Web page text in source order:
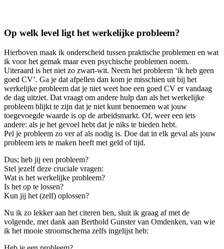
Op welk level ligt het werkelijke probleem?
Hierboven maak ik onderscheid tussen praktische problemen en wat
ik voor het gemak maar even psychische problemen noem.
Uiteraard is het niet zo zwart-wit. Neem het probleem ‘ik heb geen
goed CV’. Ga je dat afpellen dan kom je misschien uit bij het
werkelijke probleem dat je niet weet hoe een goed CV er vandaag
de dag uitziet. Dat vraagt om andere hulp dan als het werkelijke
probleem blijkt te zijn dat je niet kunt benoemen wat jouw
toegevoegde waarde is op de arbeidsmarkt. Of, weer een iets
andere: als je het gevoel hebt dat je niks te bieden hebt.
Pel je probleem zo ver af als nodig is. Doe dat in elk geval als jouw
probleem iets te maken heeft met geld of tijd.
Dus; heb jij een probleem?
Stel jezelf deze cruciale vragen:
Wat is het werkelijke probleem?
Is het op te lossen?
Kun jij het (zelf) oplossen?
Nu ik zo lekker aan het citeren ben, sluit ik graag af met de
volgende, met dank aan Berthold Gunster van Omdenken, van wie
ik het mooie stroomschema zelfs ingelijst heb: